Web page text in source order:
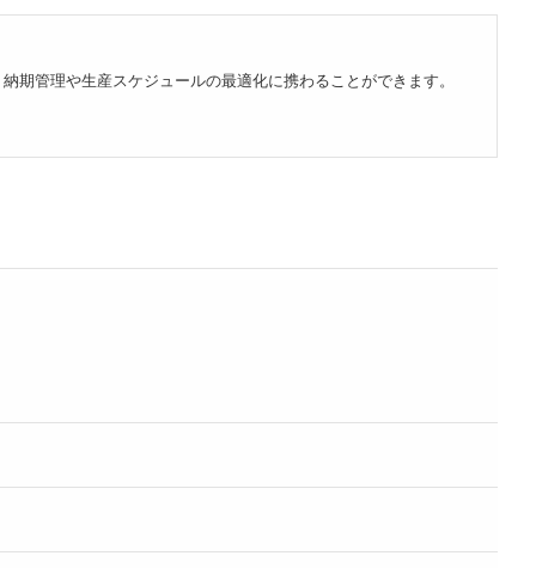
管理や生産スケジュールの最適化に携わることができます。